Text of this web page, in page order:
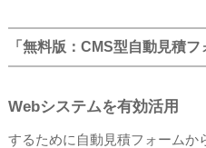
「無料版：CMS型自動見積
Webシステムを有効活用
するために自動見積フォームか